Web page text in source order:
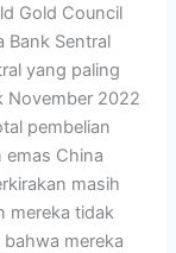
Gold Council
Bank Sentral
yang paling
November 2022
pembelian
emas China
masih
mereka tidak
mereka